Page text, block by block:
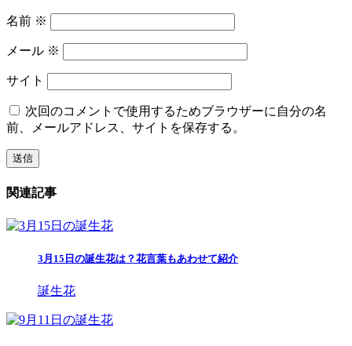
名前 ※
メール ※
サイト
次回のコメントで使用するためブラウザーに自分の名
前、メールアドレス、サイトを保存する。
関連記事
3月15日の誕生花は？花言葉もあわせて紹介
誕生花